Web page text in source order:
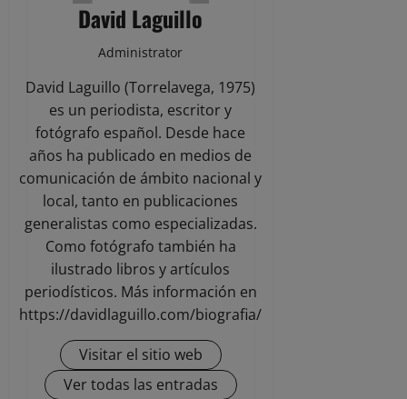
David Laguillo
Administrator
David Laguillo (Torrelavega, 1975)
es un periodista, escritor y
fotógrafo español. Desde hace
años ha publicado en medios de
comunicación de ámbito nacional y
local, tanto en publicaciones
generalistas como especializadas.
Como fotógrafo también ha
ilustrado libros y artículos
periodísticos. Más información en
https://davidlaguillo.com/biografia/
Visitar el sitio web
Ver todas las entradas